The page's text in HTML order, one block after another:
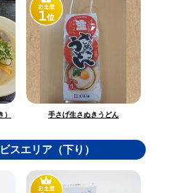
手さげ生さぬきうどん
スエリア（下り）